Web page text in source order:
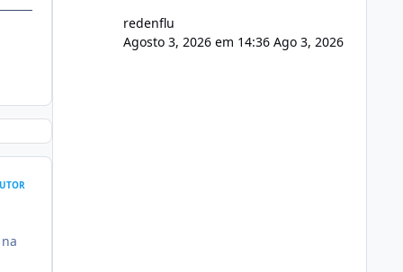
redenflu
Agosto 3, 2026 em 14:36 Ago 3, 2026